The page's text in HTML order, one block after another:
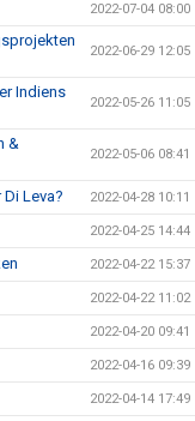
2022-07-04 08:00
2022-06-29 12:05
Indiens
2022-05-26 11:05
&
2022-05-06 08:41
Leva? 2022-04-28 10:11
2022-04-25 14:44
2022-04-22 15:37
2022-04-22 11:02
2022-04-20 09:41
2022-04-16 09:39
2022-04-14 17:49